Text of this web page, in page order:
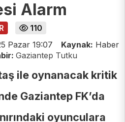
Alarm
110
Pazar 19:07 Kaynak: Haber
Gaziantep Tutku
ile oynanacak kritik
Gaziantep FK’da
oyunculara